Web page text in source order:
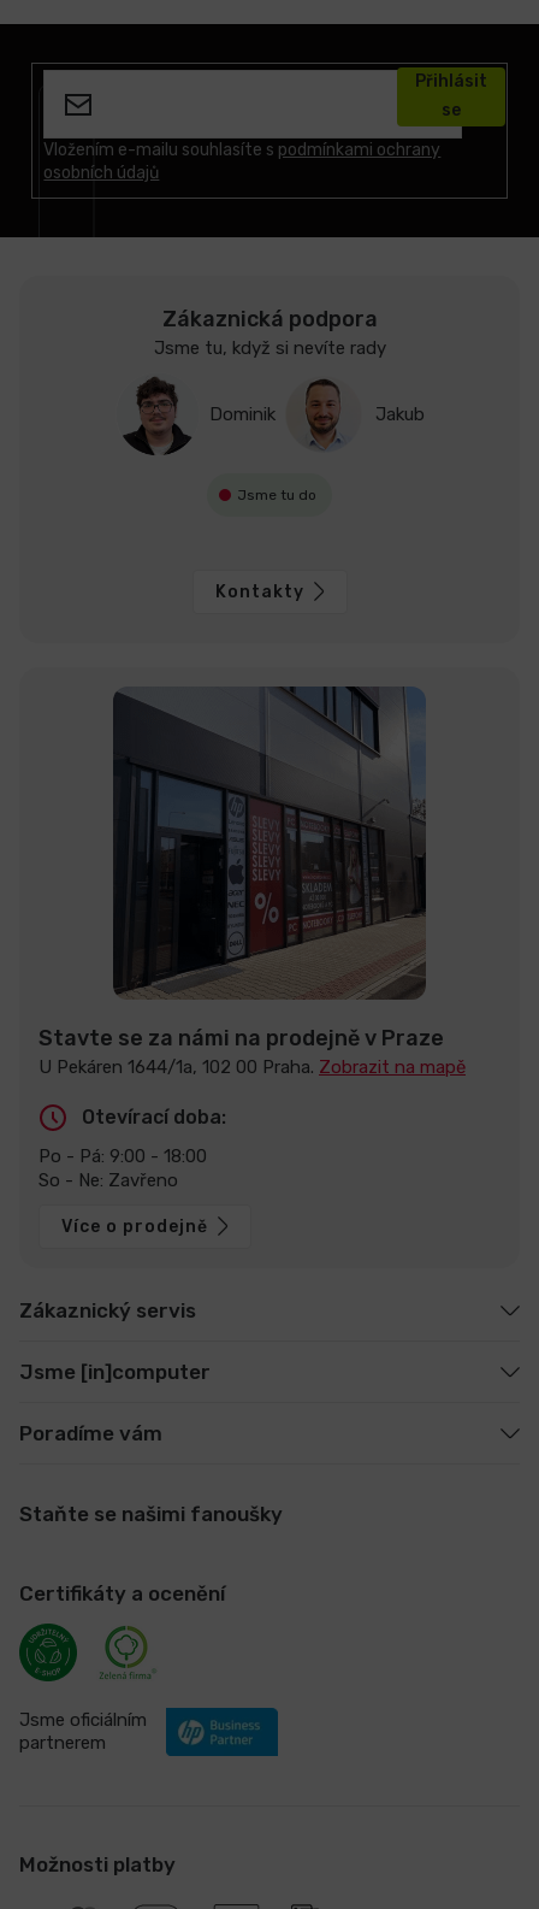
Vložením e-mailu souhlasíte s podmínkami ochrany
osobních údajů
Přihlásit
se
Zákaznická podpora
Jsme tu, když si nevíte rady
Dominik Jakub
Jsme tu do
Kontakty
Stavte se za námi na prodejně v Praze
U Pekáren 1644/1a, 102 00 Praha. Zobrazit na mapě
Otevírací doba:
Po - Pá: 9:00 - 18:00
So - Ne: Zavřeno
Více o prodejně
Zákaznický servis
Jsme [in]computer
Poradíme vám
Staňte se našimi fanoušky
Certifikáty a ocenění
Jsme oficiálním
partnerem
Možnosti platby